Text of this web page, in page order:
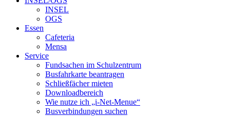
INSEL
OGS
Essen
Cafeteria
Mensa
Service
Fundsachen im Schulzentrum
Busfahrkarte beantragen
Schließfächer mieten
Downloadbereich
Wie nutze ich „i-Net-Menue“
Busverbindungen suchen